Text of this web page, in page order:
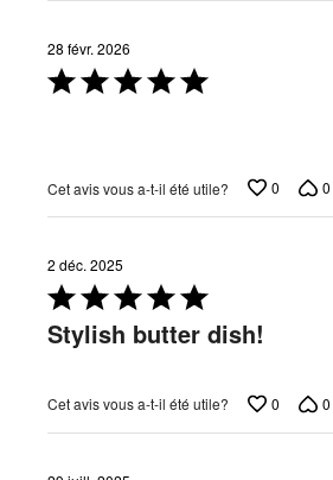
28 févr. 2026
Coté
5 sur
Cet avis vous a-t-il été utile? 0 0
2 déc. 2025
Coté
5 sur
5
Stylish butter dish!
Cet avis vous a-t-il été utile? 0 0